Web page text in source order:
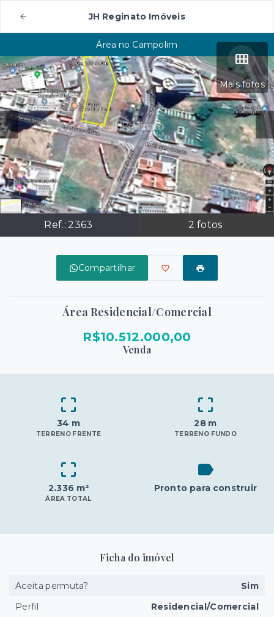
JH Reginato Imóveis
Mais fotos
Ref.: 2363 2 fotos
Área no Campolim
Compartilhar
Área Residencial/Comercial
R$10.512.000,00
Venda
34 m
TERRENO FRENTE
28 m
TERRENO FUNDO
2.336 m²
ÁREA TOTAL
Pronto para construir
Ficha do imóvel
Aceita permuta?
Sim
Perfil
Residencial/Comercial